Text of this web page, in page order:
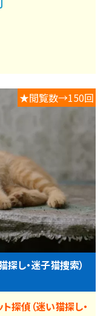
★閲覧数→150回
し・迷子猫捜索）
探偵（迷い猫探し・